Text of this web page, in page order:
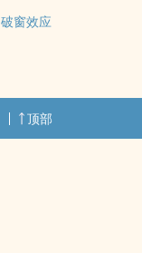
破窗效应
顶部